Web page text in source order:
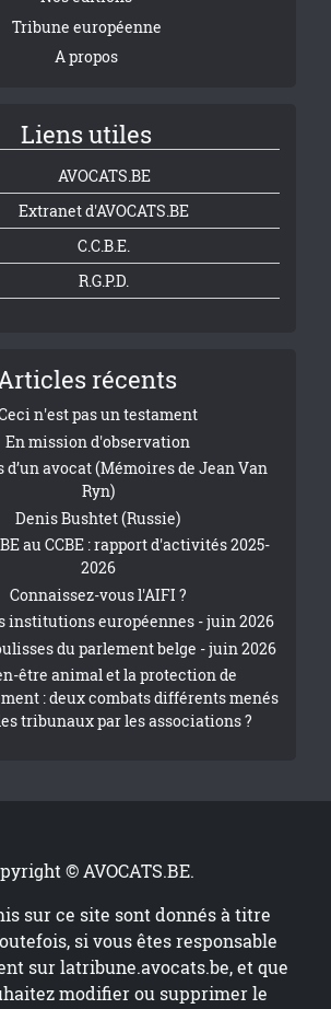
Tribune européenne
A propos
Liens utiles
AVOCATS.BE
Extranet d'AVOCATS.BE
C.C.B.E.
R.G.P.D.
récents
n'est pas un testament
En mission d'observation
avocat (Mémoires de Jean Van
Ryn)
Denis Bushtet (Russie)
au CCBE : rapport d'activités 2025-
2026
Connaissez-vous l'AIFI ?
institutions européennes - juin 2026
du parlement belge - juin 2026
être animal et la protection de
: deux combats différents menés
tribunaux par les associations ?
© AVOCATS.BE.
sur ce site sont donnés à titre
si vous êtes responsable
surlatribune.avocats.be, et que
modifier ou supprimer le